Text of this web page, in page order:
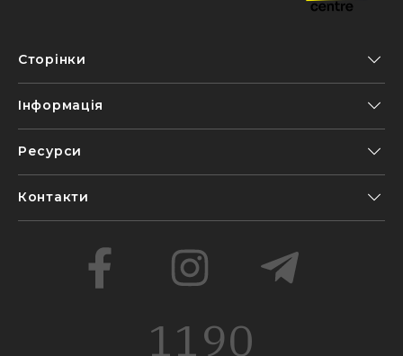
Сторінки
Інформація
Ресурси
Контакти
1190